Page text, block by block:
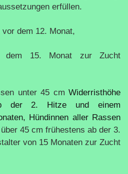
erfüllen.
dem 12. Monat,
15. Monat zur Zucht
unter 45 cm Widerristhöhe
der 2. Hitze und einem
Hündinnen aller Rassen
über 45 cm frühestens ab der 3.
von 15 Monaten zur Zucht